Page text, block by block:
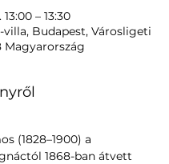
– 13:30
Budapest, Városligeti
Magyarország
(1828–1900) a
1868-ban átvett